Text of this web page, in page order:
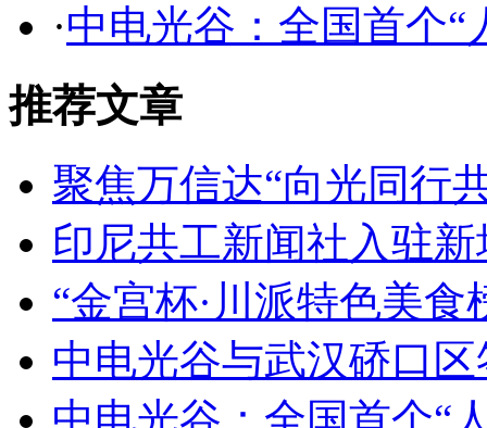
·中电光谷：全国首个
推荐文章
聚焦万信达“向光同行
印尼共工新闻社入驻
“金宫杯·川派特色美
中电光谷与武汉硚口